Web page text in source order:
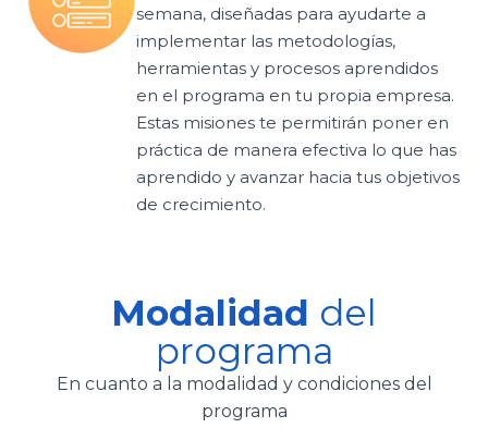
semana, diseñadas para ayudarte a
implementar las metodologías,
herramientas y procesos aprendidos
en el programa en tu propia empresa.
Estas misiones te permitirán poner en
práctica de manera efectiva lo que has
aprendido y avanzar hacia tus objetivos
de crecimiento.
Modalidad del
programa
En cuanto a la modalidad y condiciones del
programa